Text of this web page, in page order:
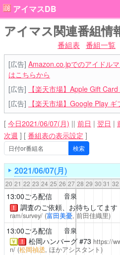
アイマスDB
アイマス関連番組情
番組表 番組一覧
[広告] Amazon.co.jpでのアイドル
はこちらから
[広告]
【楽天市場】Apple Gift
[広告]
【楽天市場】Google Play
[ 今日2021/06/07(月) || 前日 | 翌日 |
次週 ] [ 番組表の表示設定 ]
2021/06/07(月)
20 21 22 23 24 25 26 27 28 29 30 31 32
13:00ごろ配信 音泉
！ 調査のご依頼、お待ちしてます
ram/survey/ (富田美憂, 前田佳織里)
13:00ごろ配信 音泉
￥ ！ 松岡ハンバーグ#73 https://
n/ (松岡禎丞, ほかアシスタント)